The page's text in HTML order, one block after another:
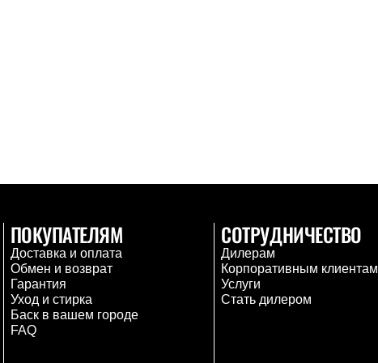
ПОКУПАТЕЛЯМ
Доставка и оплата
Обмен и возврат
Гарантия
Уход и стирка
Баск в вашем городе
FAQ
СОТРУДНИЧЕСТВО
Дилерам
Корпоративным клиентам
Услуги
Стать дилером